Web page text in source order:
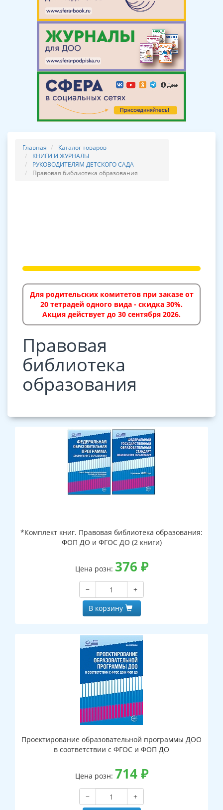
Главная
Каталог товаров
КНИГИ И ЖУРНАЛЫ
РУКОВОДИТЕЛЯМ ДЕТСКОГО САДА
Правовая библиотека образования
Для родительских комитетов при заказе от
20 тетрадей одного вида - скидка 30%.
Акция действует до 30 сентября 2026.
Правовая
библиотека
образования
*Комплект книг. Правовая библиотека образования:
ФОП ДО и ФГОС ДО (2 книги)
Цена розн: 376 ₽
−
+
В корзину
Проектирование образовательной программы ДОО
в соответствии с ФГОС и ФОП ДО
Цена розн: 714₽
−
+